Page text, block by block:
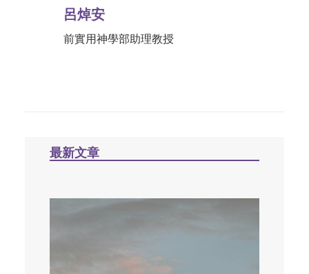
呂焯安
前實用神學部助理教授
最新文章